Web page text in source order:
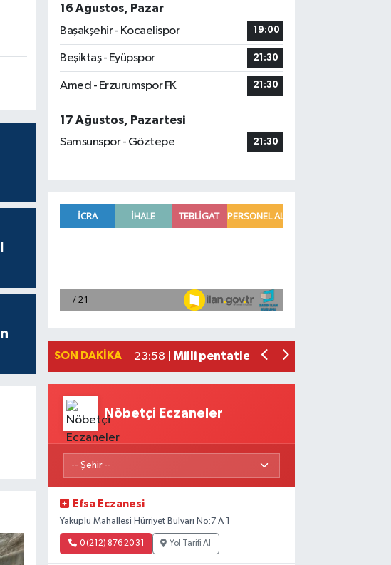
16 Ağustos, Pazar
Başakşehir - Kocaelispor
19:00
Beşiktaş - Eyüpspor 21:30
Amed - Erzurumspor FK 21:30
17 Ağustos, Pazartesi
Samsunspor - Göztepe
21:30
SON DAKIKA
Mersin'de uyuşturucu
23:58 | Milli pentatletler Kıvanç Taşyaran ve
Nöbetçi Eczaneler
Efsa Eczanesi
Yakuplu Mahallesi Hürriyet Bulvarı No:7 A 1
0 (212) 876 20 31 Yol Tarifi Al